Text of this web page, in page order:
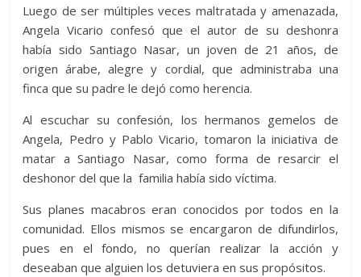
Luego de ser múltiples veces maltratada y amenazada,
Angela Vicario confesó que el autor de su deshonra
había sido Santiago Nasar, un joven de 21 años, de
origen árabe, alegre y cordial, que administraba una
finca que su padre le dejó como herencia.
Al escuchar su confesión, los hermanos gemelos de
Angela, Pedro y Pablo Vicario, tomaron la iniciativa de
matar a Santiago Nasar, como forma de resarcir el
deshonor del que la familia había sido víctima.
Sus planes macabros eran conocidos por todos en la
comunidad. Ellos mismos se encargaron de difundirlos,
pues en el fondo, no querían realizar la acción y
deseaban que alguien los detuviera en sus propósitos.